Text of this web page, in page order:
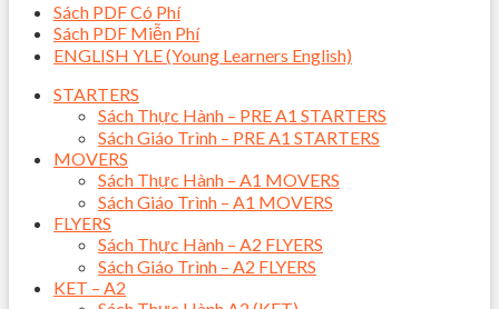
Sách PDF Có Phí
Sách PDF Miễn Phí
ENGLISH YLE (Young Learners English)
STARTERS
Sách Thực Hành – PRE A1 STARTERS
Sách Giáo Trình – PRE A1 STARTERS
MOVERS
Sách Thực Hành – A1 MOVERS
Sách Giáo Trình – A1 MOVERS
FLYERS
Sách Thực Hành – A2 FLYERS
Sách Giáo Trình – A2 FLYERS
KET – A2